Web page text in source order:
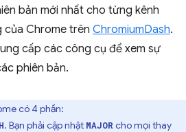
bản mới nhất cho từng kênh
của Chrome trên ChromiumDash.
cấp các công cụ để xem sự
phiên bản.
có 4 phần:
. Bạn phải cập nhật MAJOR cho mọi thay